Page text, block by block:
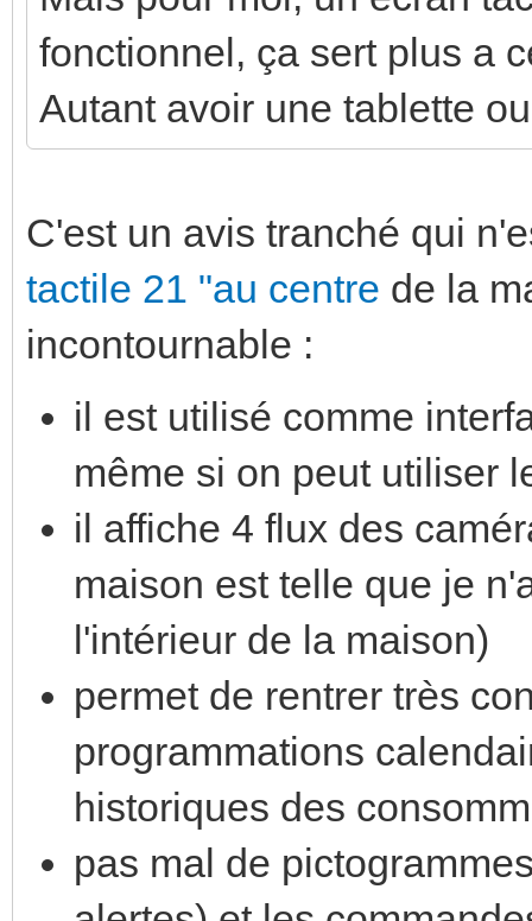
fonctionnel, ça sert plus a
Autant avoir une tablette
C'est un avis tranché qui
tactile 21 "au centre de la
incontournable :
il est utilisé comme
même si on peut utiliser
il affiche 4 flux des
maison est telle que je
l'intérieur de la maison)
permet de rentrer très
programmations
historiques des
pas mal de